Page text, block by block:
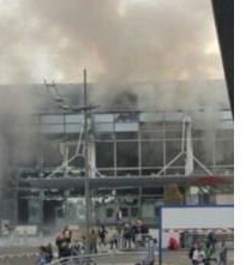
con l'eccezione dei